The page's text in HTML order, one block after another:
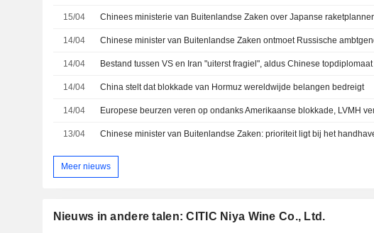
15/04
14/04
14/04 Bestand tussen VS en Iran "uiterst fragiel", aldus Chinese topdiplomaat
14/04 China stelt dat blokkade van Hormuz wereldwijde belangen bedreigt
14/04
13/04
Meer nieuws
Nieuws in andere talen: CITIC Niya Wine Co., Ltd.